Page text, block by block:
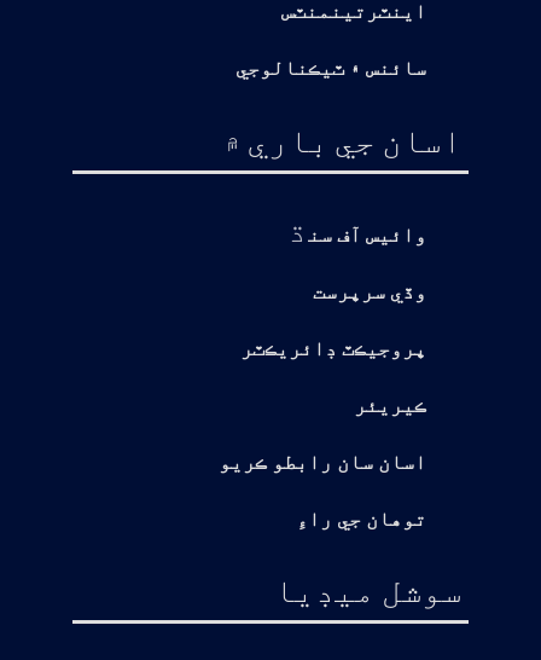
اينٽرتينمنٽس
سائنس ۽ ٽيڪنالوجي
اسان جي باري ۾
وائيس آف سن ڌ
وڏي سرپرست
پروجيڪٽ ڊائريڪٽر
ڪيريئر
اسان سان رابطو ڪريو
توهان جي راءِ
سوشل ميڊيا